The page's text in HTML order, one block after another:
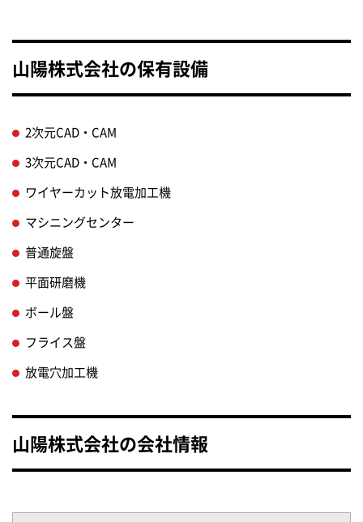
山陽株式会社の保有設備
2次元CAD・CAM
3次元CAD・CAM
ワイヤーカット放電加工機
マシニングセンター
普通旋盤
平面研磨機
ボール盤
フライス盤
放電穴加工機
山陽株式会社の会社情報